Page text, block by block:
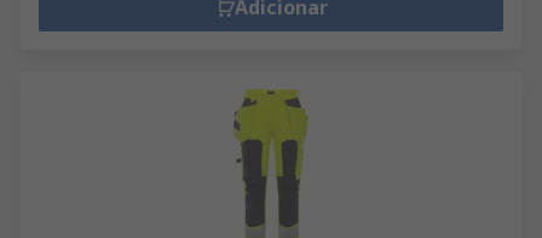
Adicionar